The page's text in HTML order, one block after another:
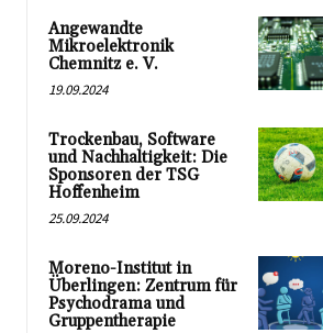
Angewandte
Mikroelektronik
Chemnitz e. V.
19.09.2024
Trockenbau, Software
und Nachhaltigkeit: Die
Sponsoren der TSG
Hoffenheim
25.09.2024
Moreno-Institut in
Überlingen: Zentrum für
Psychodrama und
Gruppentherapie